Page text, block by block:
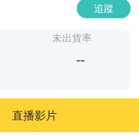
追蹤
未出貨率
--
直播影片